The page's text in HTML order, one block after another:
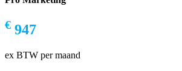
€ 947
ex BTW per maand